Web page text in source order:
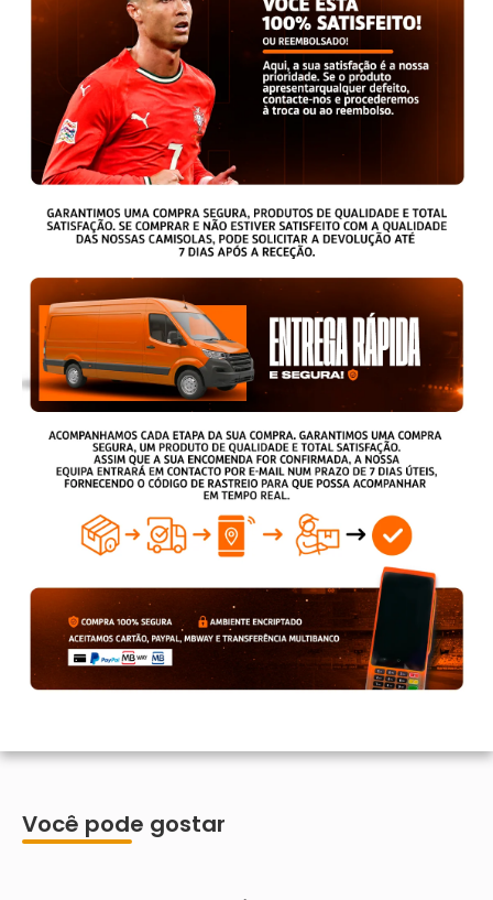
Você pode gostar